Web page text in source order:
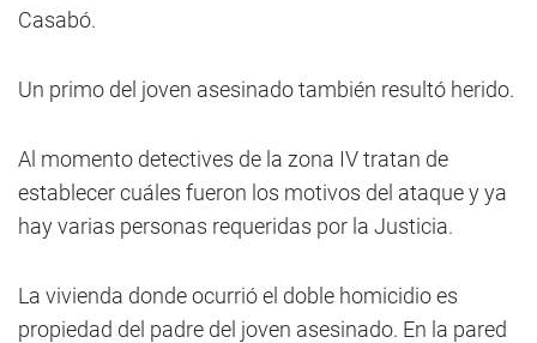
Casabó.
Un primo del joven asesinado también resultó herido.
Al momento detectives de la zona IV tratan de
establecer cuáles fueron los motivos del ataque y ya
hay varias personas requeridas por la Justicia.
La vivienda donde ocurrió el doble homicidio es
propiedad del padre del joven asesinado. En la pared